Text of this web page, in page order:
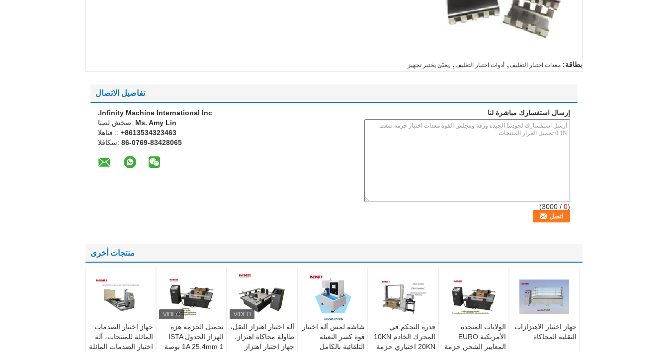
بطاقة: معدات اختبار التغليف, أدوات اختبار التغليف, ,يعبّئ يختبر تجهيز
تفاصيل الاتصال
Infinity Machine International Inc.
اتصل شخص: Ms. Amy Lin
الهاتف :: +8613534323463
الفاكس: 86-0769-83428065
إرسال استفسارك مباشرة لنا
(
0
/ 3000)
منتجات أخرى
جهاز اختبار الصدمات
المائلة للمنتجات، آلة
اختبار الصدمات المائلة
تحميل الحزمة هزة
الهزاز الجدول ISTA
1A 25.4mm 1 بوصة
آلة اختبار اهتزاز النقل،
طاولة محاكاة اهتزاز،
جهاز اختبار اهتزاز
شاشة لمس آلة اختبار
قوة كسر التعبئة
التلقائية بالكامل
قدرة التحكم في
المحرك الخادم 10KN
20KN اختياري حزمة
الولايات المتحدة
الأمريكية EURO
المعايير الشحن حزمة
جهاز اختبار الاهتزازات
النقلية المحاكاة